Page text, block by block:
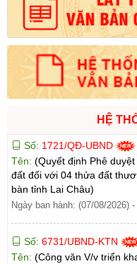
HỆ
Số: 1721/QĐ-UBND
Tên: (Quyết định Phê
đất đối với 04 thửa đất
bàn tỉnh Lai Châu)
Ngày ban hành: (07/08/2026) -
Số: 6731/UBND-KTN
Tên: (Công văn V/v triển